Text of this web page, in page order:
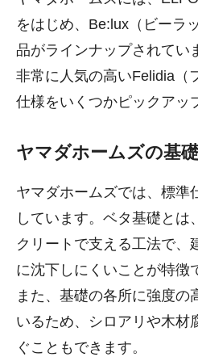
をはじめ、Be:lux（ビーラ
品がラインナップされてい
非常に人気の高いFelidia（
仕様をいくつかピックアッ
ヤマダホームズの基礎
ヤマダホームズでは、標準
しています。ベタ基礎とは
クリートで支える工法で、
に沈下しにくいことが特徴
また、基礎の各所に強度の
いるため、シロアリや木材
ぐこともできます。